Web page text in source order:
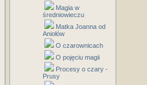
Magia w
średniowieczu
Matka Joanna od
Aniołów
O czarownicach
O pojęciu magii
Procesy o czary -
Prusy